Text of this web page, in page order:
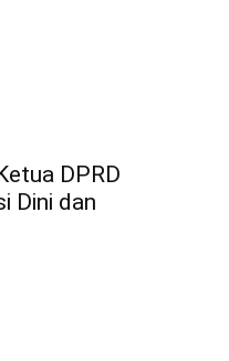
DPRD
Dini dan